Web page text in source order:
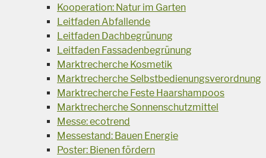
Kooperation: Natur im Garten
Leitfaden Abfallende
Leitfaden Dachbegrünung
Leitfaden Fassadenbegrünung
Marktrecherche Kosmetik
Marktrecherche Selbstbedienungsverordnung
Marktrecherche Feste Haarshampoos
Marktrecherche Sonnenschutzmittel
Messe: ecotrend
Messestand: Bauen Energie
Poster: Bienen fördern